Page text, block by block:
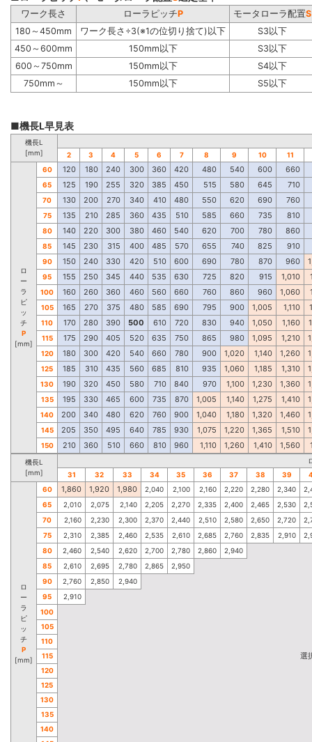
ワーク長さ ローラピッチP モータローラ配置S
180～450mm
ワーク長さ÷3(※1の位切り捨て)以下
S3以下
450～600mm
150mm以下
S3以下
600～750mm
150mm以下
S4以下
750mm～
150mm以下 S5以下
■機長L早見表
機長L
[mm]
2 3 4 5 6 7 8 9 10 11
ロ
ー
ラ
ピ
ッ
チ
P
[mm]
60 120 180 240 300 360 420 480 540 600 660
65 125 190 255 320 385 450 515 580 645 710
70 130 200 270 340 410 480 550 620 690 760
75 135 210 285 360 435 510 585 660 735 810
80 140 220 300 380 460 540 620 700 780 860
85 145 230 315 400 485 570 655 740 825 910
90 150 240 330 420 510 600 690 780 870 960
95 155 250 345 440 535 630 725 820 915 1,010
100 160 260 360 460 560 660 760 860 960 1,060
105 165 270 375 480 585 690 795 900 1,005 1,110
110 170 280 390 500 610 720 830 940 1,050 1,160
115 175 290 405 520 635 750 865 980 1,095 1,210
120 180 300 420 540 660 780 900 1,020 1,140 1,260
125 185 310 435 560 685 810 935 1,060 1,185 1,310
130 190 320 450 580 710 840 970 1,100 1,230 1,360
135 195 330 465 600 735 870 1,005 1,140 1,275 1,410
140 200 340 480 620 760 900 1,040 1,180 1,320 1,460
145 205 350 495 640 785 930 1,075 1,220 1,365 1,510
150 210 360 510 660 810 960 1,110 1,260 1,410 1,560
機長L
[mm]
31
32 33 34 35 36 37 38 39
ロ
ー
ラ
ピ
ッ
チ
P
[mm]
60 1,860 1,920 1,980 2,040 2,100 2,160 2,220 2,280 2,340
65
2,010 2,075 2,140 2,205 2,270 2,335 2,400 2,465 2,530
70
2,160 2,230 2,300 2,370 2,440 2,510 2,580 2,650 2,720
75
2,310 2,385 2,460 2,535 2,610 2,685 2,760 2,835 2,910
80
2,460 2,540 2,620 2,700 2,780 2,860
2,940
85
2,610 2,695 2,780 2,865
2,950
90
2,760 2,850
2,940
95
2,910
100
105
110
115
選
120
125
130
135
140